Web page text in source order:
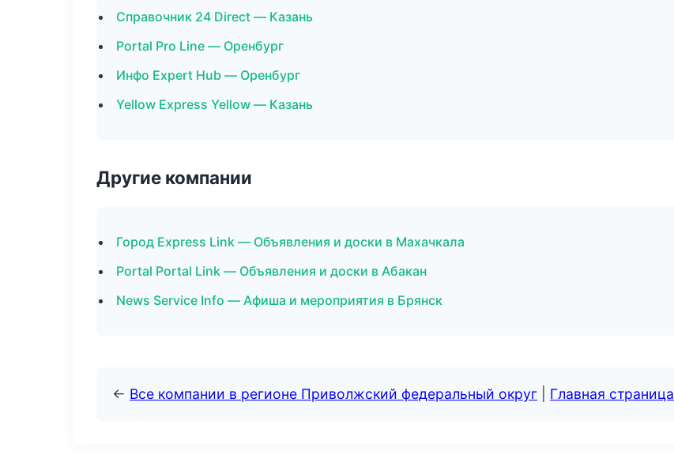
Справочник 24 Direct — Казань
Portal Pro Line — Оренбург
Инфо Expert Hub — Оренбург
Yellow Express Yellow — Казань
Другие компании
Город Express Link — Объявления и доски в Махачкала
Portal Portal Link — Объявления и доски в Абакан
News Service Info — Афиша и мероприятия в Брянск
← Все компании в регионе Приволжский федеральный округ Главная страница